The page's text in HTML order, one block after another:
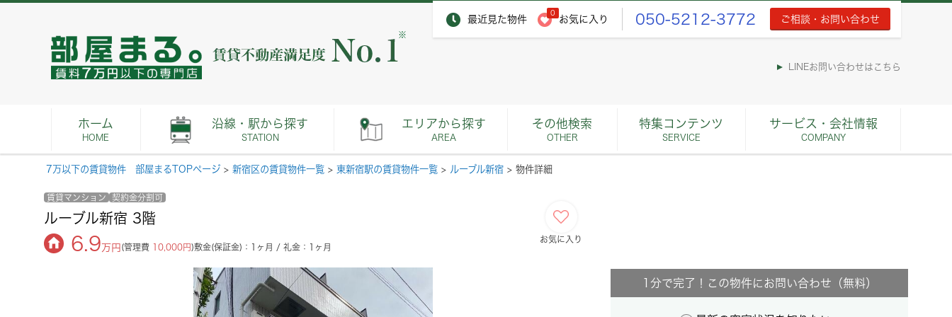
最近見た物件
0
お気に入り 050-5212-3772 ご相談・お問い合わせ
※
LINEお問い合わせはこちら
ホーム
HOME
沿線・駅から探す
STATION
エリアから探す
AREA
その他検索
OTHER
特集コンテンツ
SERVICE
サービス・会社情報
COMPANY
7万以下の賃貸物件 部屋まるTOPページ > 新宿区の賃貸物件一覧 > 東新宿駅の賃貸物件一覧 > ルーブル新宿 > 物件詳細
賃貸マンション 契約金分割可
ルーブル新宿 3階
6.9 万円 (管理費 10,000円)敷金(保証金)：1ヶ月 / 礼金：1ヶ月
お気に入り
1分で完了！この物件にお問い合わせ（無料）